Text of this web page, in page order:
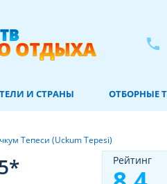
phone
И СТРАНЫ ОТБОРНЫЕ
Тепеси (Uckum Tepesi)
Рeйтинг